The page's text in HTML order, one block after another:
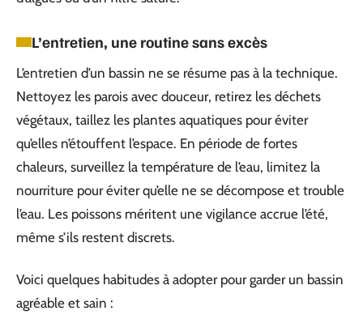
L’entretien, une routine sans excès
L’entretien d’un bassin ne se résume pas à la technique.
Nettoyez les parois avec douceur, retirez les déchets
végétaux, taillez les plantes aquatiques pour éviter
qu’elles n’étouffent l’espace. En période de fortes
chaleurs, surveillez la température de l’eau, limitez la
nourriture pour éviter qu’elle ne se décompose et trouble
l’eau. Les poissons méritent une vigilance accrue l’été,
même s’ils restent discrets.
Voici quelques habitudes à adopter pour garder un bassin
agréable et sain :